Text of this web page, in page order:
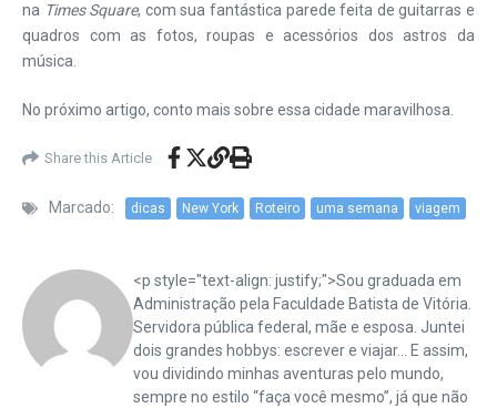
na Times Square, com sua fantástica parede feita de guitarras e
quadros com as fotos, roupas e acessórios dos astros da
música.
No próximo artigo, conto mais sobre essa cidade maravilhosa.
Share this Article
Marcado: dicas New York Roteiro uma semana viagem
<p style="text-align: justify;">Sou graduada em
Administração pela Faculdade Batista de Vitória.
Servidora pública federal, mãe e esposa. Juntei
dois grandes hobbys: escrever e viajar... E assim,
vou dividindo minhas aventuras pelo mundo,
sempre no estilo “faça você mesmo”, já que não